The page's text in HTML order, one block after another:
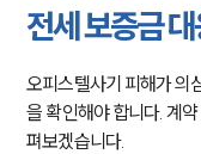
전세 보증금
오피스텔사기 피해가 의
을 확인해야 합니다. 계
펴보겠습니다.